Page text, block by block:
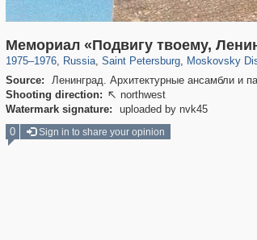
Мемориал «Подвигу твоему,
1975–1976, Russia
1,406,258 29,243
, Saint Petersburg
197,112 5,709
, Moskovsky
6,875 61
Source:
Ленинград. Архитектурные ансамбли и
Shooting direction:  northwest
Watermark signature:
uploaded by nvk45
0 Sign in to share your opinion